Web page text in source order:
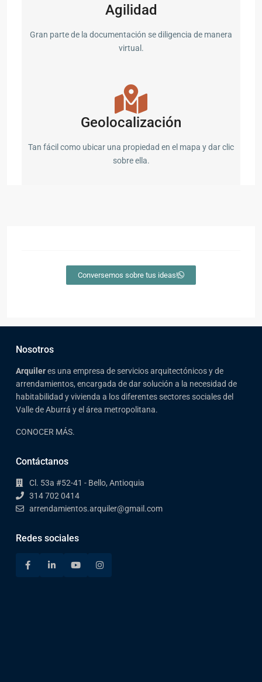
Agilidad
Gran parte de la documentación se diligencia de manera
virtual.
Geolocalización
Tan fácil como ubicar una propiedad en el mapa y dar clic
sobre ella.
Conversemos sobre tus ideas!
Nosotros
Arqui leres una empresa de servicios arquitectónicos y de
arrendamientos, encargada de dar solución a la necesidad de
habitabilidad y vivienda a los diferentes sectores sociales del
Valle de Aburrá y el área metropolitana.
CONOCER MÁS.
Contáctanos
Cl. 53a #52-41 - Bello, Antioquia
314 702 0414
arrendamientos.arquiler@gmail.com
Redes sociales